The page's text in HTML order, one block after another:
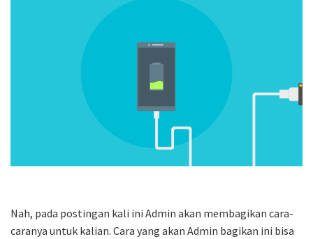
Nah, pada postingan kali ini Admin akan membagikan cara-
caranya untuk kalian. Cara yang akan Admin bagikan ini bisa